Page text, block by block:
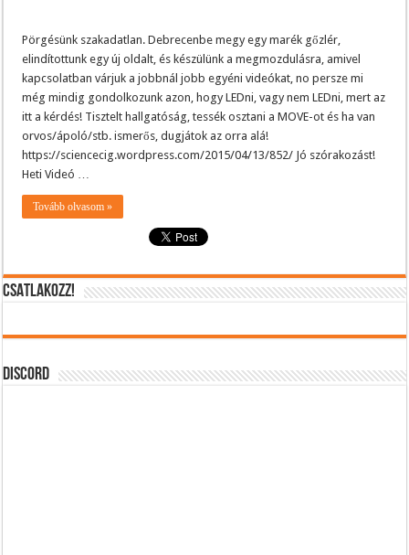
Pörgésünk szakadatlan. Debrecenbe megy egy marék gőzlér,
elindítottunk egy új oldalt, és készülünk a megmozdulásra, amivel
kapcsolatban várjuk a jobbnál jobb egyéni videókat, no persze mi
még mindig gondolkozunk azon, hogy LEDni, vagy nem LEDni, mert az
itt a kérdés! Tisztelt hallgatóság, tessék osztani a MOVE-ot és ha van
orvos/ápoló/stb. ismerős, dugjátok az orra alá!
https://sciencecig.wordpress.com/2015/04/13/852/ Jó szórakozást!
Heti Videó …
Tovább olvasom »
CSATLAKOZZ!
DISCORD